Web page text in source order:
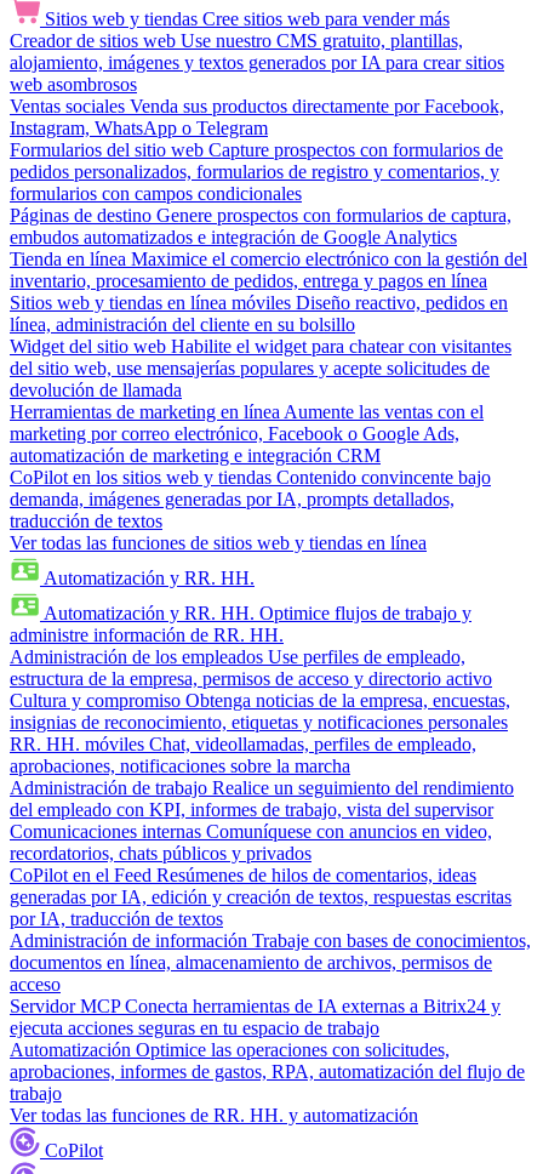
Sitios web y tiendas Cree sitios web para vender más
Creador de sitios web Use nuestro CMS gratuito, plantillas,
alojamiento, imágenes y textos generados por IA para crear sitios
web asombrosos
Ventas sociales Venda sus productos directamente por Facebook,
Instagram, WhatsApp o Telegram
Formularios del sitio web Capture prospectos con formularios de
pedidos personalizados, formularios de registro y comentarios, y
formularios con campos condicionales
Páginas de destino Genere prospectos con formularios de captura,
embudos automatizados e integración de Google Analytics
Tienda en línea Maximice el comercio electrónico con la gestión del
inventario, procesamiento de pedidos, entrega y pagos en línea
Sitios web y tiendas en línea móviles Diseño reactivo, pedidos en
línea, administración del cliente en su bolsillo
Widget del sitio web Habilite el widget para chatear con visitantes
del sitio web, use mensajerías populares y acepte solicitudes de
devolución de llamada
Herramientas de marketing en línea Aumente las ventas con el
marketing por correo electrónico, Facebook o Google Ads,
automatización de marketing e integración CRM
CoPilot en los sitios web y tiendas Contenido convincente bajo
demanda, imágenes generadas por IA, prompts detallados,
traducción de textos
Ver todas las funciones de sitios web y tiendas en línea
Automatización y RR. HH.
Automatización y RR. HH. Optimice flujos de trabajo y
administre información de RR. HH.
Administración de los empleados Use perfiles de empleado,
estructura de la empresa, permisos de acceso y directorio activo
Cultura y compromiso Obtenga noticias de la empresa, encuestas,
insignias de reconocimiento, etiquetas y notificaciones personales
RR. HH. móviles Chat, videollamadas, perfiles de empleado,
aprobaciones, notificaciones sobre la marcha
Administración de trabajo Realice un seguimiento del rendimiento
del empleado con KPI, informes de trabajo, vista del supervisor
Comunicaciones internas Comuníquese con anuncios en video,
recordatorios, chats públicos y privados
CoPilot en el Feed Resúmenes de hilos de comentarios, ideas
generadas por IA, edición y creación de textos, respuestas escritas
por IA, traducción de textos
Administración de información Trabaje con bases de conocimientos,
documentos en línea, almacenamiento de archivos, permisos de
acceso
Servidor MCP Conecta herramientas de IA externas a Bitrix24 y
ejecuta acciones seguras en tu espacio de trabajo
Automatización Optimice las operaciones con solicitudes,
aprobaciones, informes de gastos, RPA, automatización del flujo de
trabajo
Ver todas las funciones de RR. HH. y automatización
CoPilot